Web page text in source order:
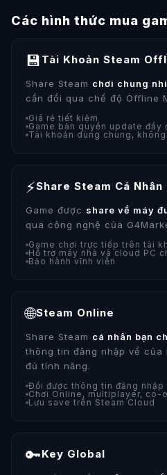
Các hình thức mua
💾 Tài Khoản Steam
Share Steam chơi chung
cần đổi qua chế độ Offline
Giá rẻ tiết kiệm
Game bản quyền update đầy
Tài khoản dùng chung,
⚡Share Steam Cá Nhân
Game được share về máy
qua công nghệ của
Game chơi trực tiếp trên tài
Hỗ trợ máy nhà và cloud PC
Bảo hành vĩnh viễn
🌐Steam Online
Share Steam cá nhân bạn
thông tin đăng nhập về của
đủ tính năng.
Đổi được thông tin đăng nhập
Chơi Online, multiplayer, co-
Lưu save trên Steam Cloud
🔑Key Global